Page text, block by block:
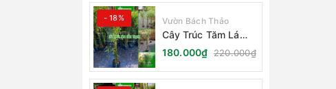
- 18% Vườn Bách Thảo
Cây Trúc Tăm Lá
Cẩm Thạch
180.000₫ 220.000₫